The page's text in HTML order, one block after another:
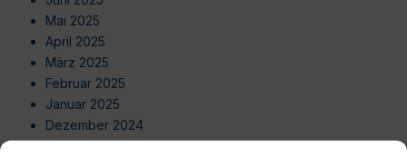
Mai 2025
April 2025
März 2025
Februar 2025
Januar 2025
Dezember 2024
November 2024